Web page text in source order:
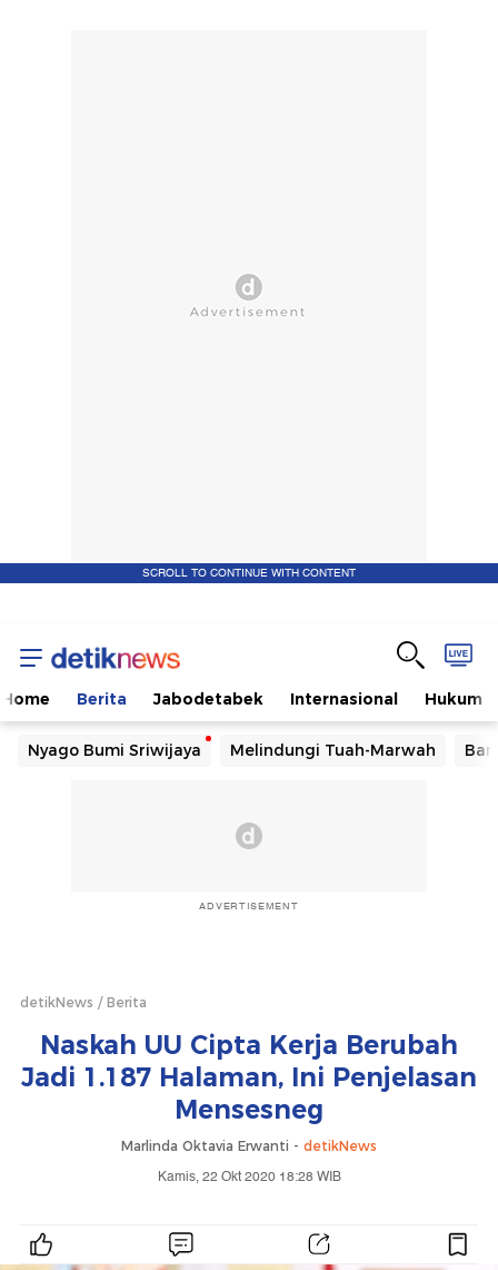
SCROLL TO CONTINUE WITH CONTENT
Home Berita Jabodetabek Internasional Hukum
Nyago Bumi Sriwijaya Melindungi Tuah-Marwah
ADVERTISEMENT
detikNews Berita
Naskah UU Cipta Kerja Berubah
Jadi 1.187 Halaman, Ini Penjelasan
Mensesneg
Marlinda Oktavia Erwanti - detikNews
Kamis, 22 Okt 2020 18:28 WIB